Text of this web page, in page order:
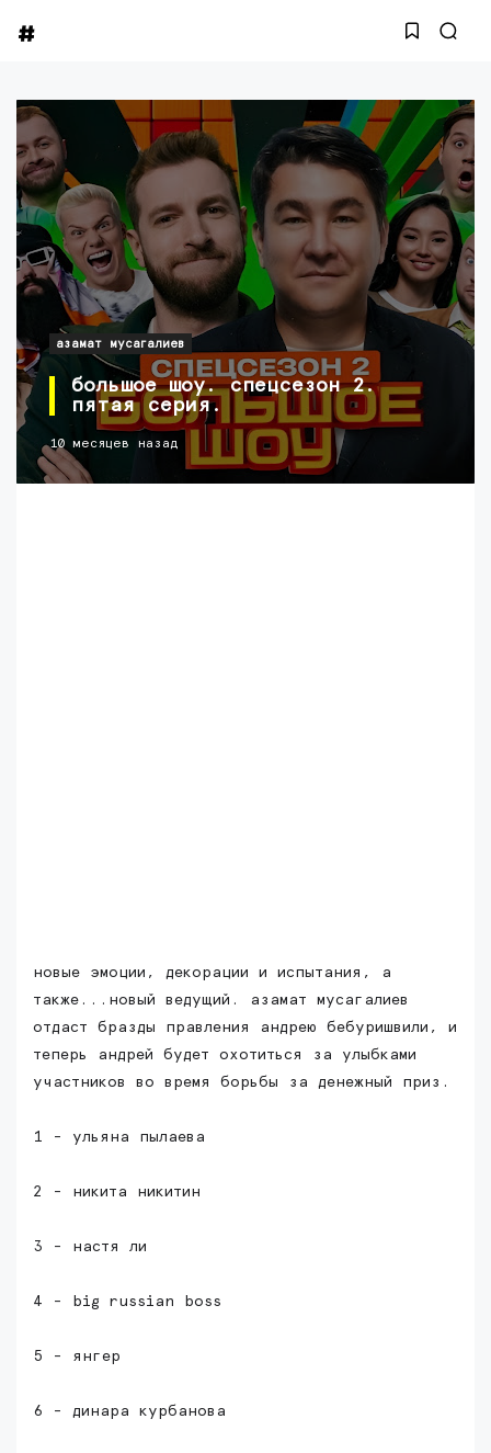
азамат мусагалиев
большое шоу. спецсезон 2.
пятая серия.
10 месяцев назад
новые эмоции, декорации и испытания, а
также...новый ведущий. азамат мусагалиев
отдаст бразды правления андрею бебуришвили, и
теперь андрей будет охотиться за улыбками
участников во время борьбы за денежный приз.
1 - ульяна пылаева
2 - никита никитин
3 - настя ли
4 - big russian boss
5 - янгер
6 - динара курбанова